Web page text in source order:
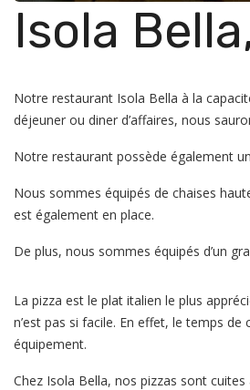
Isola
Notre restaurant Isola Bella à la
déjeuner ou diner d’affaires, nous
Notre restaurant possède également
Nous sommes équipés de chaises
est également en place.
De plus, nous sommes équipés d’un
La pizza est le plat italien le plus
n’est pas si facile. En effet, le temps
équipement.
Chez Isola Bella, nos pizzas sont